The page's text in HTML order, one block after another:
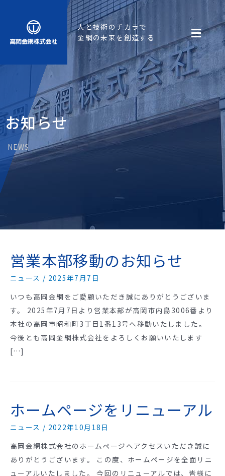
人と技術のチカラで
金網の未来を創造する
お知らせ
NEWS
営業本部移動のお知らせ
ニュース / 2025年7月7日
いつも高岡金網をご愛顧いただき誠にありがとうございま
す。 2025年7月7日より営業本部が高岡市内島3006番より
本社の高岡市昭和町3丁目1番13号へ移動いたしました。
今後とも高岡金網株式会社をよろしくお願いいたします
[…]
ホームページをリニューアル
ニュース / 2022年10月18日
高岡金網株式会社のホームページへアクセスいただき誠に
ありがとうございます。 この度、ホームページを全面リニ
ューアルいたしました。 今回のリニューアルでは、皆様に